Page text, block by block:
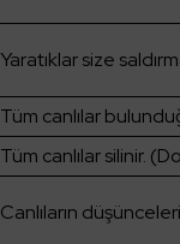
Yaratıklar size
Tüm canlılar
Tüm canlılar silinir.
Canlıların